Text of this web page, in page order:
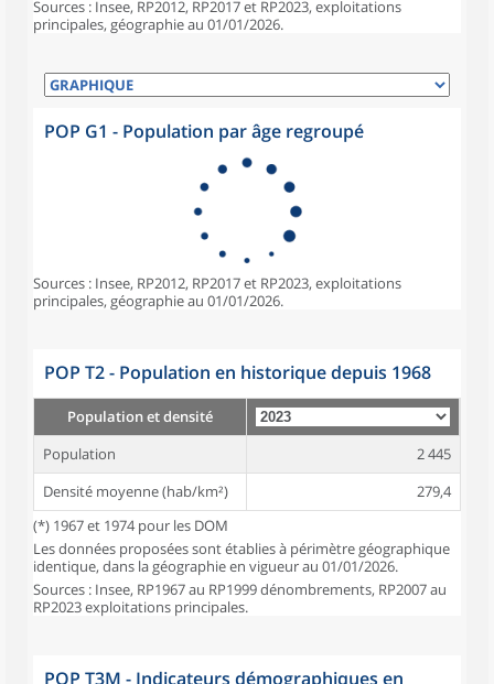
Sources : Insee, RP2012, RP2017 et RP2023, exploitations
principales, géographie au 01/01/2026.
POP G1 - Population par âge regroupé
Sources : Insee, RP2012, RP2017 et RP2023, exploitations
principales, géographie au 01/01/2026.
POP T2 - Population en historique depuis 1968
Population et densité
Population
2 445
Densité moyenne (hab/km²)
279,4
(*) 1967 et 1974 pour les DOM
Les données proposées sont établies à périmètre géographique
identique, dans la géographie en vigueur au 01/01/2026.
Sources : Insee, RP1967 au RP1999 dénombrements, RP2007 au
RP2023 exploitations principales.
POP T3M - Indicateurs démographiques en